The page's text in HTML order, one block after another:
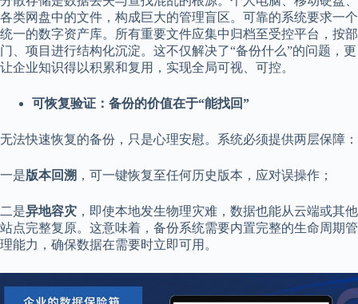
各类网盘中的文件，构成巨大的管理盲区。可靠的系统要求一个
统一的数字资产库。所有重要文件应集中归档至受控平台，按部
门、项目进行结构化沉淀。这不仅解决了“备份什么”的问题，更
让企业知识得以积累和复用，实现全局可视、可控。
可恢复验证：备份的价值在于“能找回”
无法快速恢复的备份，只是心理安慰。系统必须提供两层保障：
一是版本回溯 ，可一键恢复至任何历史版本，应对误操作；
二是异地容灾 ，即使本地发生物理灾难，数据也能从云端或其他
站点完整复原。这意味着，备份系统需要内置完整的生命周期管
理能力，确保数据在需要时立即可用。